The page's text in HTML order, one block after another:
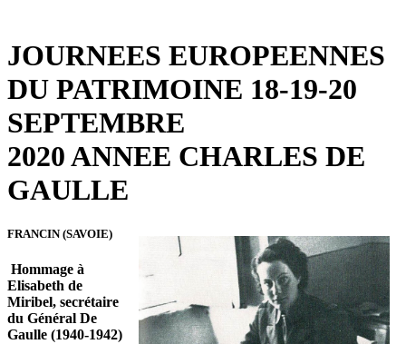
JOURNEES EUROPEENNES
DU PATRIMOINE 18-19-20
SEPTEMBRE
2020 ANNEE CHARLES DE
GAULLE
FRANCIN (SAVOIE)
Hommage à
Elisabeth de
Miribel, secrétaire
du Général De
Gaulle (1940-1942)